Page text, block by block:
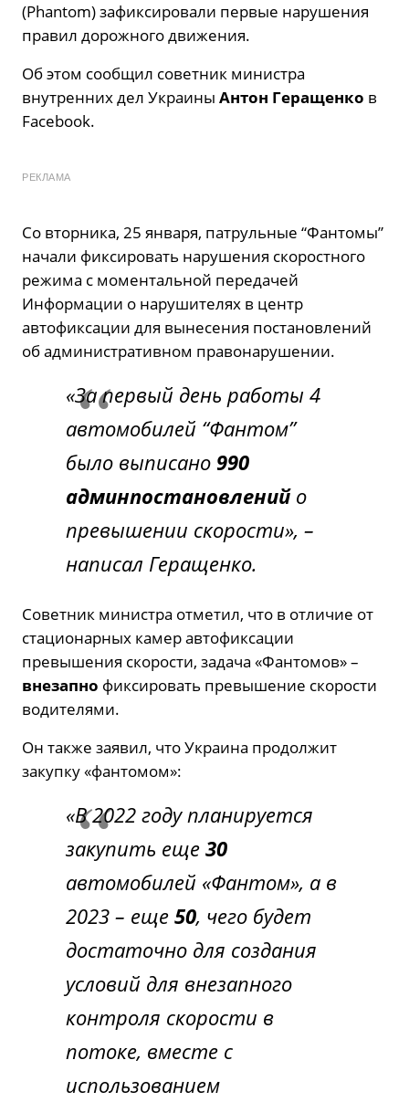
(Phantom) зафиксировали первые нарушения
правил дорожного движения.
Об этом сообщил советник министра
внутренних дел Украины Антон Геращенко в
Facebook.
РЕКЛАМА
Со вторника, 25 января, патрульные “Фантомы”
начали фиксировать нарушения скоростного
режима с моментальной передачей
Информации о нарушителях в центр
автофиксации для вынесения постановлений
об административном правонарушении.
«За первый день работы 4
автомобилей “Фантом”
было выписано 990
админпостановленийо
превышении скорости», –
написал Геращенко.
Советник министра отметил, что в отличие от
стационарных камер автофиксации
превышения скорости, задача «Фантомов» –
внезапно фиксировать превышение скорости
водителями.
Он также заявил, что Украина продолжит
закупку «фантомом»:
«В 2022 году планируется
закупить еще 30
автомобилей «Фантом», а в
2023 – еще 50, чего будет
достаточно для создания
условий для внезапного
контроля скорости в
потоке, вместе с
использованием